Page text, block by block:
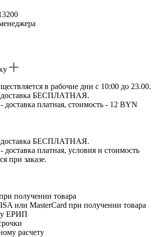
в рабочие дни с 10:00 до 23.00.
БЕСПЛАТНАЯ.
платная, стоимость - 12 BYN
БЕСПЛАТНАЯ.
платная, условия и стоимость
при заказе.
получении товара
или MasterCard при получении товара
ЕРИП
расчету